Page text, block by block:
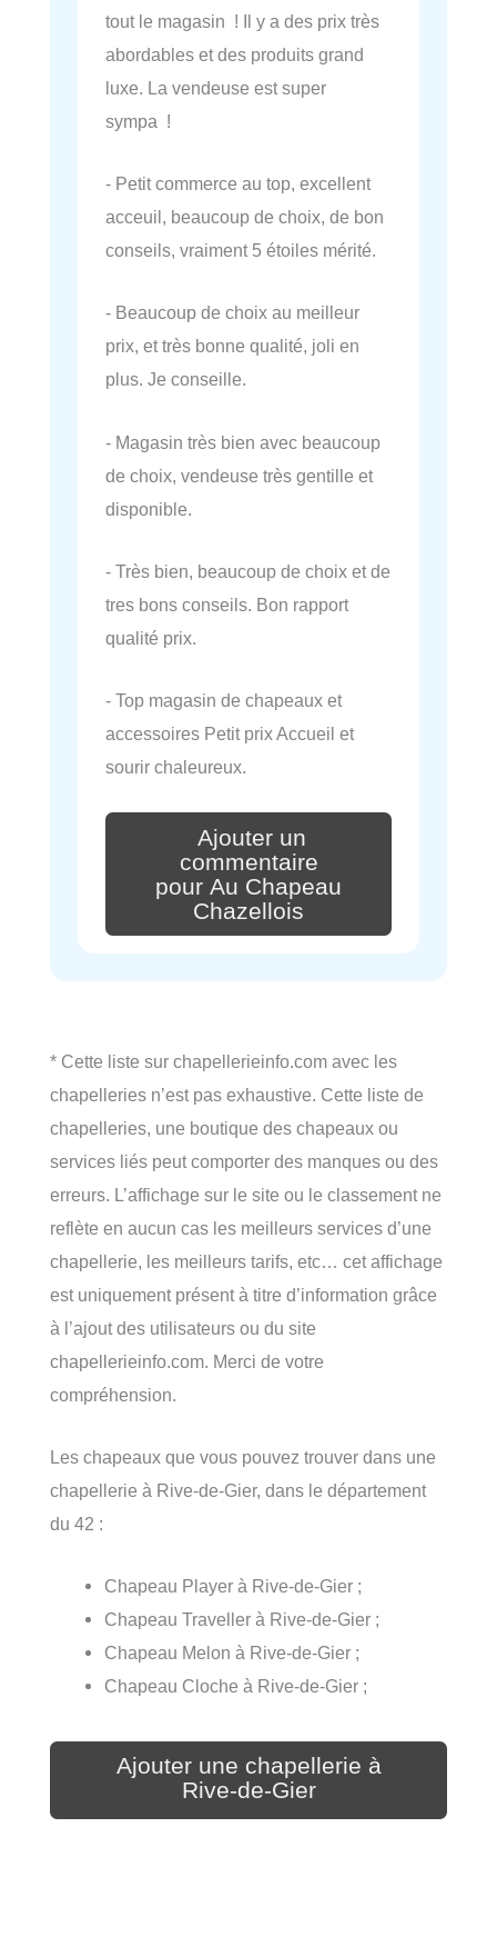
tout le magasin ! Il y a des prix très
abordables et des produits grand
luxe. La vendeuse est super
sympa !
- Petit commerce au top, excellent
acceuil, beaucoup de choix, de bon
conseils, vraiment 5 étoiles mérité.
- Beaucoup de choix au meilleur
prix, et très bonne qualité, joli en
plus. Je conseille.
- Magasin très bien avec beaucoup
de choix, vendeuse très gentille et
disponible.
- Très bien, beaucoup de choix et de
tres bons conseils. Bon rapport
qualité prix.
- Top magasin de chapeaux et
accessoires Petit prix Accueil et
sourir chaleureux.
Ajouter un
commentaire
pour Au Chapeau
Chazellois
* Cette liste sur chapellerieinfo.com avec les
chapelleries n’est pas exhaustive. Cette liste de
chapelleries, une boutique des chapeaux ou
services liés peut comporter des manques ou des
erreurs. L’affichage sur le site ou le classement ne
reflète en aucun cas les meilleurs services d’une
chapellerie, les meilleurs tarifs, etc… cet affichage
est uniquement présent à titre d’information grâce
à l’ajout des utilisateurs ou du site
chapellerieinfo.com. Merci de votre
compréhension.
Les chapeaux que vous pouvez trouver dans une
chapellerie à Rive-de-Gier, dans le département
du 42 :
Chapeau Player à Rive-de-Gier ;
Chapeau Traveller à Rive-de-Gier ;
Chapeau Melon à Rive-de-Gier ;
Chapeau Cloche à Rive-de-Gier ;
Ajouter une chapellerie à
Rive-de-Gier